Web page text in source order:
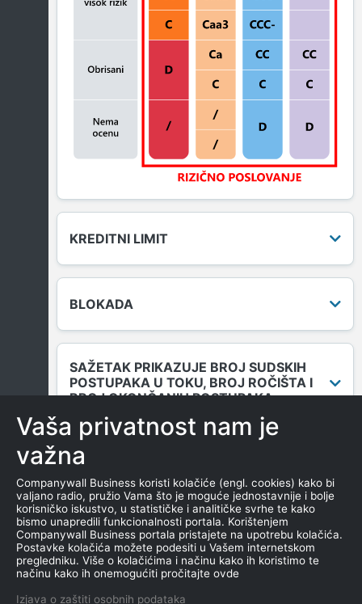
KREDITNI LIMIT
BLOKADA
SAŽETAK PRIKAZUJE BROJ SUDSKIH
POSTUPAKA U TOKU, BROJ ROČIŠTA I
BROJ OKONČANIH POSTUPAKA.
DUGOVANJA
MENICE I ZALOGE
NEKRETNINE U VLASNIŠTVU
Vaša privatnost nam je
važna
Companywall Business koristi kolačiće (engl. cookies) kako bi
valjano radio, pružio Vama što je moguće jednostavnije i bolje
korisničko iskustvo, u statističke i analitičke svrhe te kako
bismo unapredili funkcionalnosti portala. Korištenjem
Companywall Business portala pristajete na upotrebu kolačića.
Postavke kolačića možete podesiti u Vašem internetskom
pregledniku. Više o kolačićima i načinu kako ih koristimo te
načinu kako ih onemogućiti pročitajte ovde
Izjava o zaštiti osobnih podataka